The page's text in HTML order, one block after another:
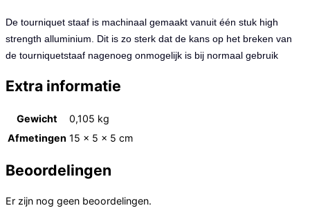
De tourniquet staaf is machinaal gemaakt vanuit één stuk high
strength alluminium. Dit is zo sterk dat de kans op het breken van
de tourniquetstaaf nagenoeg onmogelijk is bij normaal gebruik
Extra informatie
Gewicht
0,105 kg
Afmetingen 15 × 5 × 5 cm
Beoordelingen
Er zijn nog geen beoordelingen.